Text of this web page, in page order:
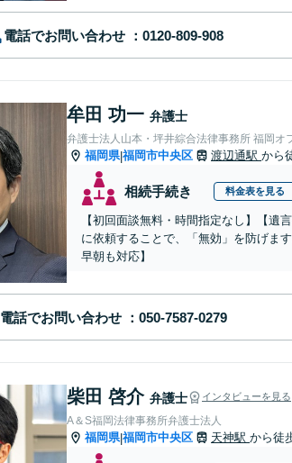
電話でお問い合わせ
牟田 功一 弁護士
弁護士法人山本・坪井綜合法律事務所 福岡オ
福岡県|福岡市中央区 渡辺通駅 から
相続手続き 料金表を見る
【初回面談無料・時間指定なし】【遺
に依頼することで、「無効」を防げま
早朝も対応】
電話でお問い合わせ
柴田 啓介 弁護士 インタビューを見る
A＆S福岡法律事務所弁護士法人
福岡県|福岡市中央区 天神駅 から徒